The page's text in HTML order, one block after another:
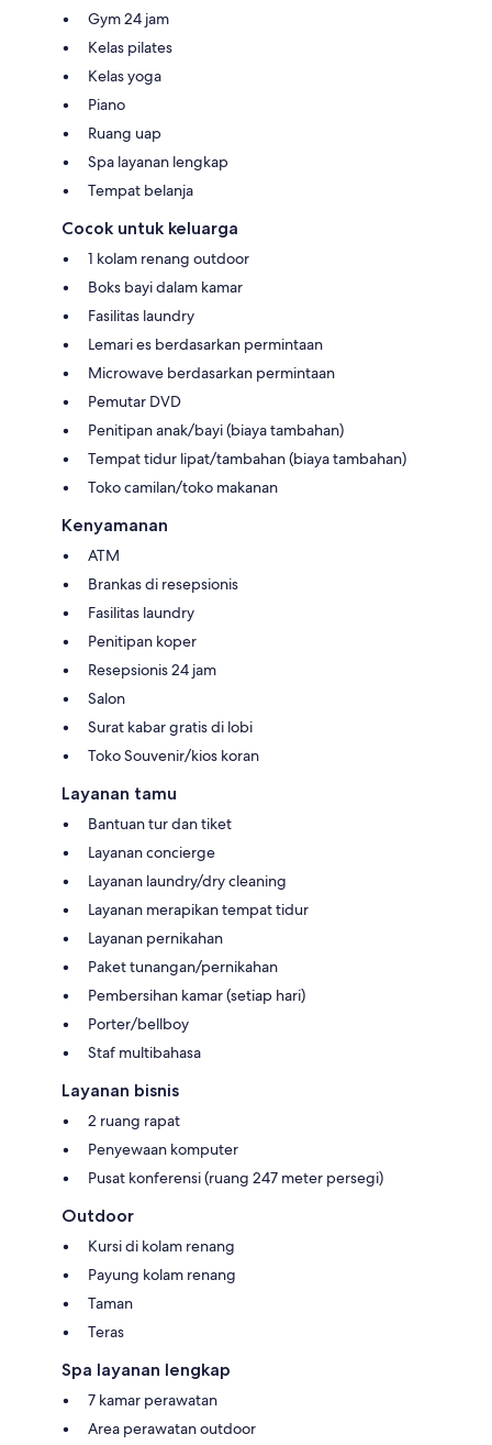
Gym 24 jam
Kelas pilates
Kelas yoga
Piano
Ruang uap
Spa layanan lengkap
Tempat belanja
Cocok untuk keluarga
1 kolam renang outdoor
Boks bayi dalam kamar
Fasilitas laundry
Lemari es berdasarkan permintaan
Microwave berdasarkan permintaan
Pemutar DVD
Penitipan anak/bayi (biaya tambahan)
Tempat tidur lipat/tambahan (biaya tambahan)
Toko camilan/toko makanan
Kenyamanan
ATM
Brankas di resepsionis
Fasilitas laundry
Penitipan koper
Resepsionis 24 jam
Salon
Surat kabar gratis di lobi
Toko Souvenir/kios koran
Layanan tamu
Bantuan tur dan tiket
Layanan concierge
Layanan laundry/dry cleaning
Layanan merapikan tempat tidur
Layanan pernikahan
Paket tunangan/pernikahan
Pembersihan kamar (setiap hari)
Porter/bellboy
Staf multibahasa
Layanan bisnis
2 ruang rapat
Penyewaan komputer
Pusat konferensi (ruang 247 meter persegi)
Outdoor
Kursi di kolam renang
Payung kolam renang
Taman
Teras
Spa layanan lengkap
7 kamar perawatan
Area perawatan outdoor